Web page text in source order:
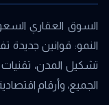
النمو: قوانين جديدة
تشكيل المدن، تقنيات
الجميع، وأرقام